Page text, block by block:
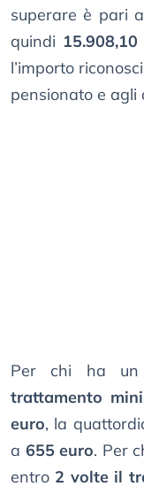
superare è pari a
quindi 15.908,10
l’importo
pensionato e
Per chi ha
trattamento
euro, la
a 655 euro. Per
entro 2 volte il